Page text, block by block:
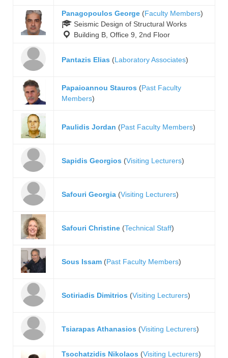
Panagopoulos George (Faculty Members)
Seismic Design of Structural Works
Building B, Office 9, 2nd Floor
Pantazis Elias (Laboratory Associates)
Papaioannou Stauros (Past Faculty
Members)
Paulidis Jordan (Past Faculty Members)
Sapidis Georgios (Visiting Lecturers)
Safouri Georgia (Visiting Lecturers)
Safouri Christine (Technical Staff)
Sous Issam (Past Faculty Members)
Sotiriadis Dimitrios (Visiting Lecturers)
Tsiarapas Athanasios (Visiting Lecturers)
Tsochatzidis Nikolaos (Visiting Lecturers)